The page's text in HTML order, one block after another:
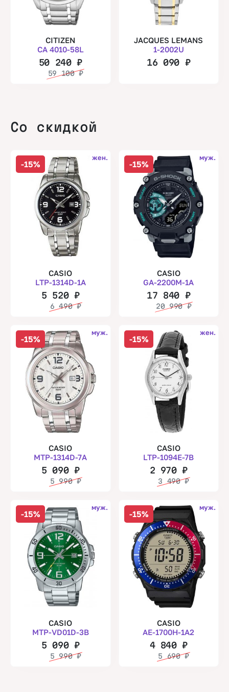
CITIZEN
CA 4010-58L
50 240₽
59 100₽
JACQUES LEMANS
1-2002U
16 090 ₽
Со скидкой
-15%
жен.
CASIO
LTP-1314D-1A
5 520 ₽
6 490₽
-15%
муж.
CASIO
GA-2200M-1A
17 840 ₽
20 990₽
-15%
муж.
CASIO
MTP-1314D-7A
5 090 ₽
5 990₽
-15%
жен.
CASIO
LTP-1094E-7B
2 970₽
3 490₽
-15%
муж.
CASIO
MTP-VD01D-3B
5 090 ₽
5 990₽
-15%
муж.
CASIO
AE-1700H-1A2
4 840₽
5 690₽